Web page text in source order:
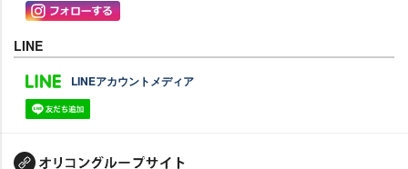
LINE
LINEアカウントメディア